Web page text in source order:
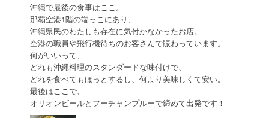
沖縄で最後の食事はここ。
那覇空港1階の端っこにあり、
沖縄県民のわたしも存在に気付かなかったお店。
空港の職員や飛行機待ちのお客さんで賑わっています。
何がいいって、
どれも沖縄料理のスタンダードな味付けで、
どれを食べてもほっとするし、何より美味しくて安い。
最後はここで、
オリオンビールとフーチャンプルーで締めて出発です！